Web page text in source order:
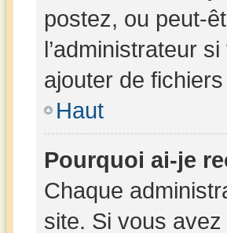
postez, ou peut-
l’administrateur
ajouter de
Haut
Pourquoi ai-je
Chaque
site. Si vous